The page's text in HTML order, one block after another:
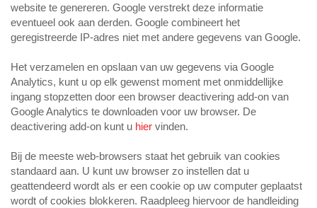
website te genereren. Google verstrekt deze informatie
eventueel ook aan derden. Google combineert het
geregistreerde IP-adres niet met andere gegevens van Google.
Het verzamelen en opslaan van uw gegevens via Google
Analytics, kunt u op elk gewenst moment met onmiddellijke
ingang stopzetten door een browser deactivering add-on van
Google Analytics te downloaden voor uw browser. De
deactivering add-on kunt u hier vinden.
Bij de meeste web-browsers staat het gebruik van cookies
standaard aan. U kunt uw browser zo instellen dat u
geattendeerd wordt als er een cookie op uw computer geplaatst
wordt of cookies blokkeren. Raadpleeg hiervoor de handleiding